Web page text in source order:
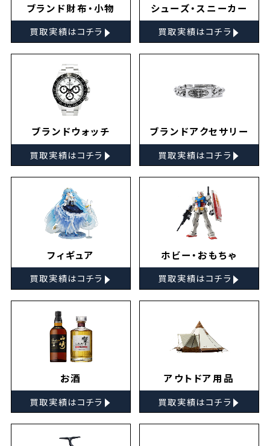
ブランド財布・小物
買取実績はコチラ ▸
シューズ・スニーカー
買取実績はコチラ ▸
ブランドウォッチ
買取実績はコチラ ▸
ブランドアクセサリー
買取実績はコチラ ▸
フィギュア
買取実績はコチラ ▸
ホビー・おもちゃ
買取実績はコチラ ▸
お酒
買取実績はコチラ ▸
アウトドア用品
買取実績はコチラ ▸